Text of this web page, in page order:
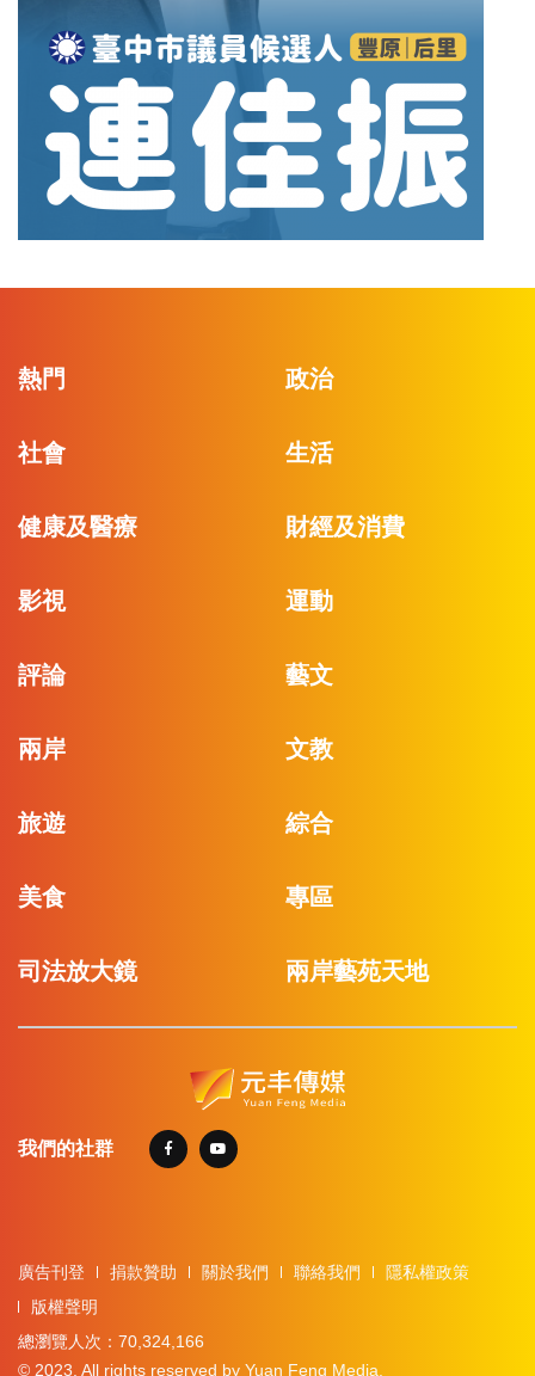
熱門 政治
社會 生活
健康及醫療 財經及消費
影視 運動
評論 藝文
兩岸 文教
旅遊 綜合
美食 專區
司法放大鏡 兩岸藝苑天地
我們的社群
廣告刊登 捐款贊助 關於我們 聯絡我們
隱私權政策
版權聲明
總瀏覽人次：70,324,166
© 2023. All rights reserved by Yuan Feng Media.